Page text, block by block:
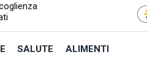
SALUTE ALIMENTI